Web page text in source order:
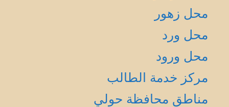
محل زهور
محل ورد
محل ورود
مركز خدمة الطالب
مناطق محافظة حولي